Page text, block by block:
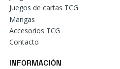
Juegos de cartas TCG
Mangas
Accesorios TCG
Contacto
INFORMACIÓN